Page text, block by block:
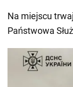
Na miejscu
Państwowa